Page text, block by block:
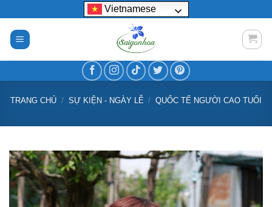
nội
dung
Vietnamese
TRANG CHỦ / SỰ KIỆN - NGÀY LỄ / QUỐC TẾ NGƯỜI CAO TUỔI